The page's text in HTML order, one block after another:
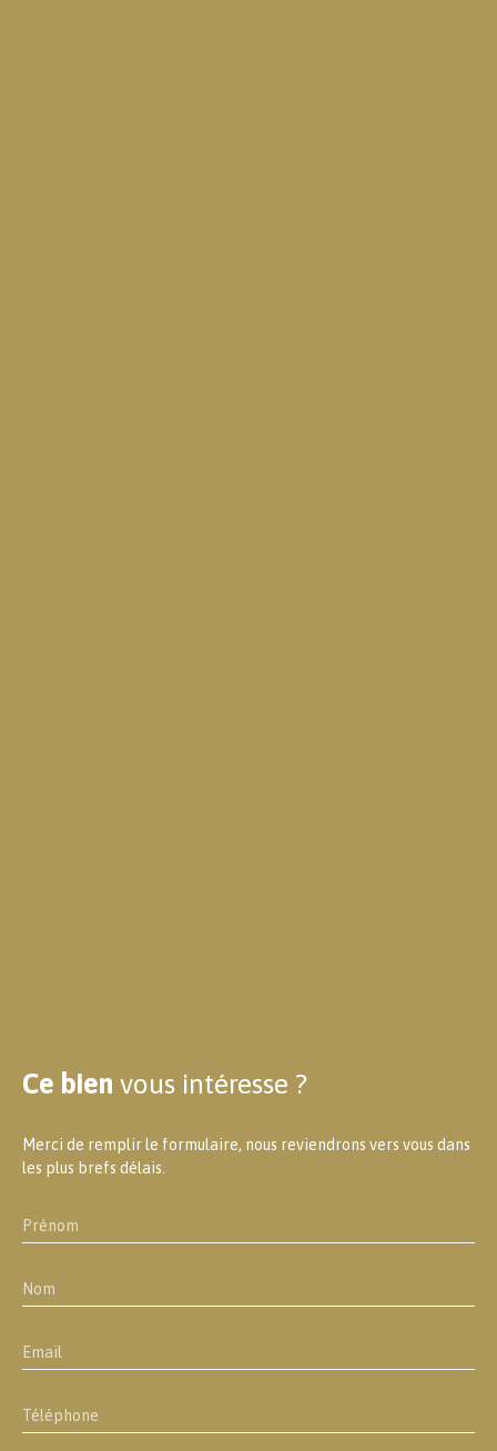
Ce bien vous intéresse ?
Merci de remplir le formulaire, nous reviendrons vers vous dans
les plus brefs délais.
Prénom
Nom
Email
Téléphone